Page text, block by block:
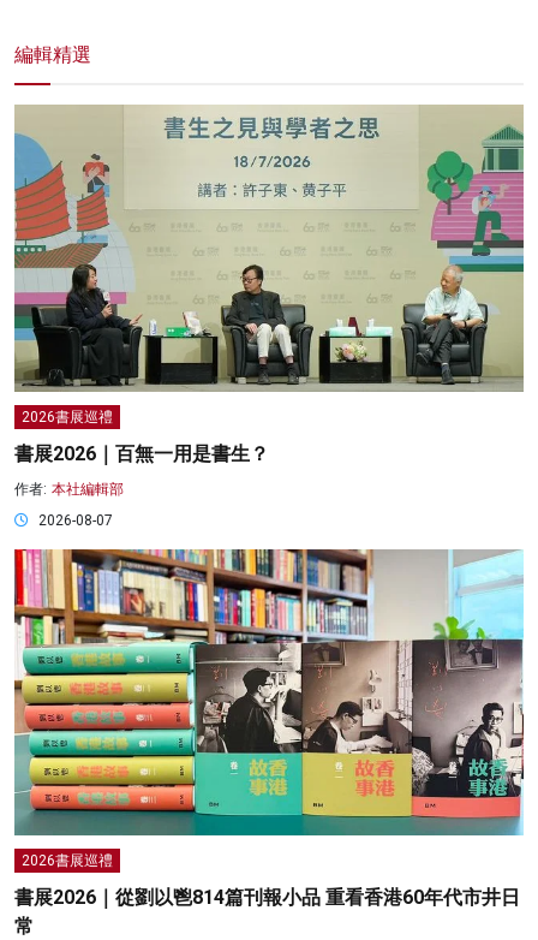
編輯精選
2026書展巡禮
書展2026｜百無一用是書生？
作者: 本社編輯部
2026-08-07
2026書展巡禮
書展2026｜從劉以鬯814篇刊報小品 重看香港60年代市井日
常